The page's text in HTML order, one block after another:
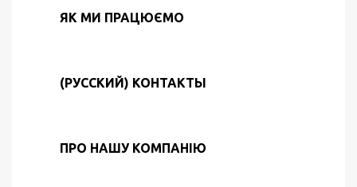
ЯК МИ ПРАЦЮЄМО
(РУССКИЙ) КОНТАКТЫ
ПРО НАШУ КОМПАНІЮ